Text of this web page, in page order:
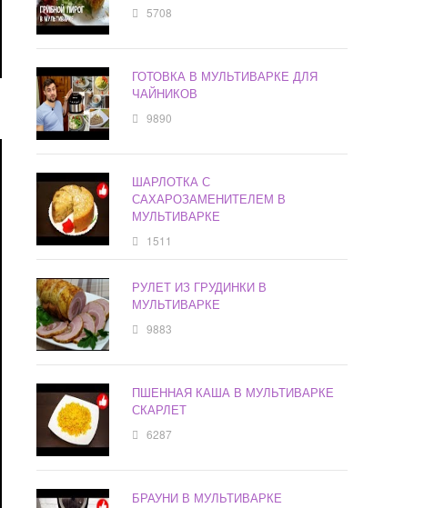
5708
ГОТОВКА В МУЛЬТИВАРКЕ ДЛЯ
ЧАЙНИКОВ
9890
ШАРЛОТКА С
САХАРОЗАМЕНИТЕЛЕМ В
МУЛЬТИВАРКЕ
1511
РУЛЕТ ИЗ ГРУДИНКИ В
МУЛЬТИВАРКЕ
9883
ПШЕННАЯ КАША В МУЛЬТИВАРКЕ
СКАРЛЕТ
6287
БРАУНИ В МУЛЬТИВАРКЕ